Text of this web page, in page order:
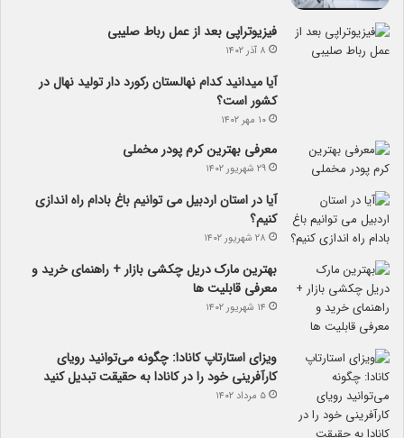
فیزیوتراپی بعد از عمل رباط صلیبی
۸ آذر ۱۴۰۲
آیا می­دانید کدام نهالستان رکورد دار تولید نهال­ در
کشور است؟
۱۰ مهر ۱۴۰۲
معرفی بهترین کرم پودر مخملی
۲۹ شهریور ۱۴۰۲
آیا در استان اردبیل می توانیم باغ بادام راه اندازی
کنیم؟
۲۸ شهریور ۱۴۰۲
بهترین مارک دریل چکشی بازار + راهنمای خرید و
معرفی قابلیت ها
۱۴ شهریور ۱۴۰۲
ویزای استارتاپ کانادا: چگونه می‌توانید رویای
کارآفرینی خود را در کانادا به حقیقت تبدیل کنید
۵ مرداد ۱۴۰۲